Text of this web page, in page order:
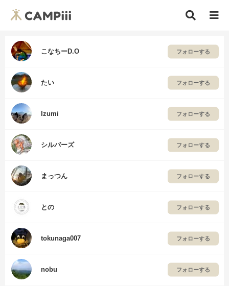
こなちーD.O フォローする
たい フォローする
Izumi フォローする
シルバーズ フォローする
まっつん フォローする
との フォローする
tokunaga007 フォローする
nobu フォローする